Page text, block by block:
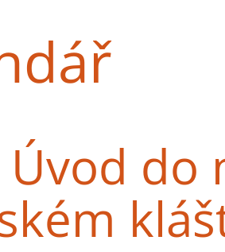
Úvod do